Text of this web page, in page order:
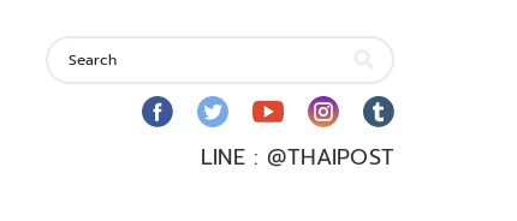
LINE : @THAIPOST